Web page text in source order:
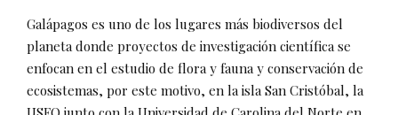
Galápagos es uno de los lugares más biodiversos del
planeta donde proyectos de investigación científica se
enfocan en el estudio de flora y fauna y conservación de
ecosistemas, por este motivo, en la isla San Cristóbal, la